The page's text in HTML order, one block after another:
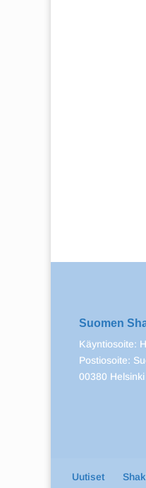
Suomen
Käyntiosoite:
Postiosoite:
00380 Helsinki
Uutiset